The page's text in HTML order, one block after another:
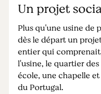
Un projet
Plus qu'une usine de
dès le départ un
entier qui
l'usine, le quartier
école, une chapelle
du Portugal.